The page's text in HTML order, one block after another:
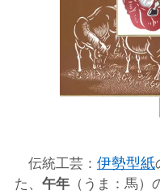
伝統工芸： 伊勢型紙
た、 午年 （うま：馬）